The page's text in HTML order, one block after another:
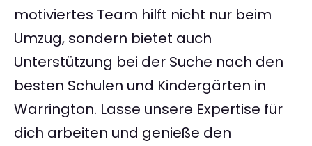
motiviertes Team hilft nicht nur beim
Umzug, sondern bietet auch
Unterstützung bei der Suche nach den
besten Schulen und Kindergärten in
Warrington. Lasse unsere Expertise für
dich arbeiten und genieße den